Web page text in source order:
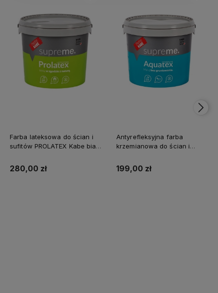
Farba lateksowa do ścian i
sufitów PROLATEX Kabe biała
matowa
280,00 zł
Antyrefleksyjna farba
krzemianowa do ścian i
199,00 zł